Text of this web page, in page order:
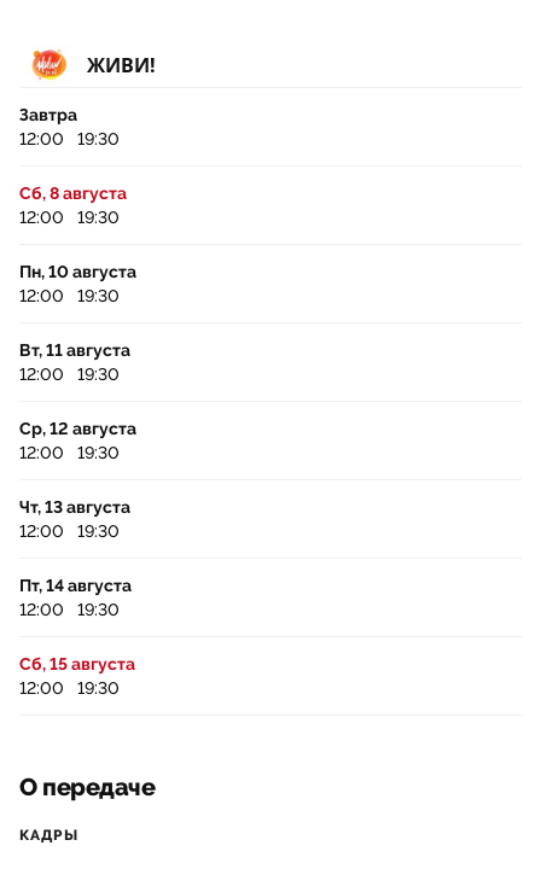
ЖИВИ!
Завтра
12:00
19:30
Сб, 8 августа
12:00
19:30
Пн, 10 августа
12:00
19:30
Вт, 11 августа
12:00
19:30
Ср, 12 августа
12:00
19:30
Чт, 13 августа
12:00
19:30
Пт, 14 августа
12:00
19:30
Сб, 15 августа
12:00
19:30
О передаче
КАДРЫ